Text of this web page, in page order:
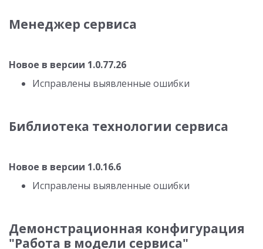
Менеджер сервиса
Новое в версии 1.0.77.26
Исправлены выявленные ошибки
Библиотека технологии сервиса
Новое в версии 1.0.16.6
Исправлены выявленные ошибки
Демонстрационная конфигурация
"Работа в модели сервиса"